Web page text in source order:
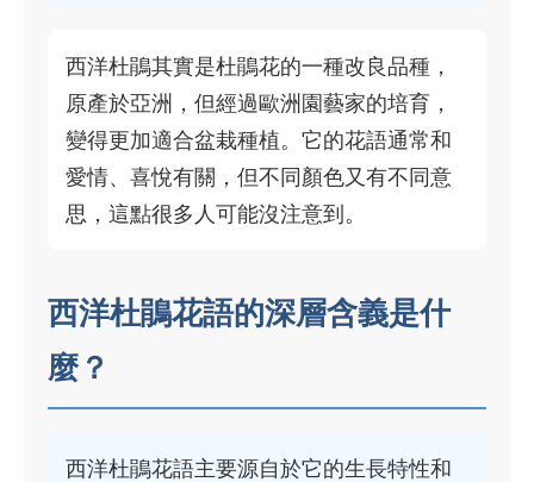
西洋杜鵑其實是杜鵑花的一種改良品種，
原產於亞洲，但經過歐洲園藝家的培育，
變得更加適合盆栽種植。它的花語通常和
愛情、喜悅有關，但不同顏色又有不同意
思，這點很多人可能沒注意到。
西洋杜鵑花語的深層含義是什
麼？
西洋杜鵑花語主要源自於它的生長特性和